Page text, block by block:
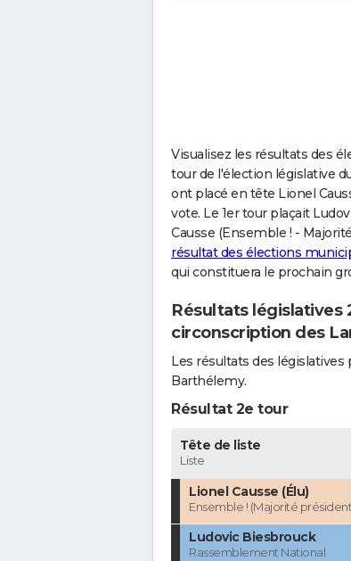
Visualisez les résultats des
tour de l'élection législative
ont placé en tête Lionel
vote. Le 1er tour plaçait
Causse (Ensemble ! -
résultat des élections
qui constituera le prochain
Résultats législatives
circonscription des
Les résultats des
Barthélemy.
Résultat 2e tour
Tête de liste
Liste
Lionel Causse (Élu)
Ensemble ! (Majorité
Ludovic Biesbrouck
Rassemblement National